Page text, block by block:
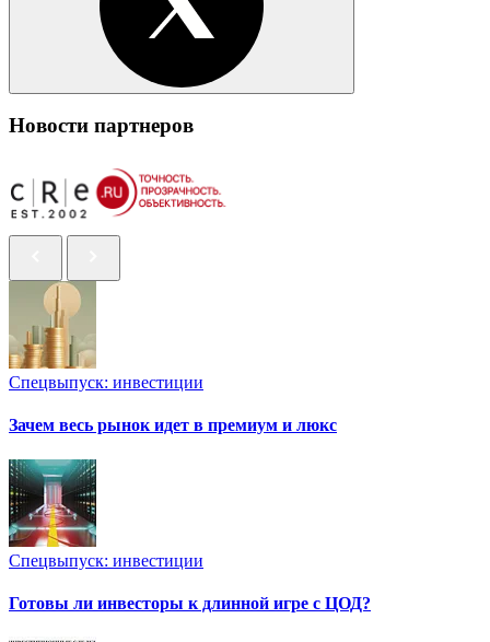
Новости партнеров
Спецвыпуск: инвестиции
Зачем весь рынок идет в премиум и люкс
Спецвыпуск: инвестиции
Готовы ли инвесторы к длинной игре с ЦОД?